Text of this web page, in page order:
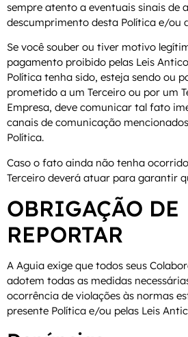
sempre atento a eventuais sinais de
descumprimento desta Política e/ou
Se você souber ou tiver motivo
pagamento proibido pelas Leis
Política tenha sido, esteja sendo ou
prometido a um Terceiro ou por um
Empresa, deve comunicar tal fato
canais de comunicação
Política.
Caso o fato ainda não tenha
Terceiro deverá atuar para garantir
OBRIGAÇÃO DE
REPORTAR
A Aguia exige que todos seus
adotem todas as medidas
ocorrência de violações às normas
presente Política e/ou pelas Leis